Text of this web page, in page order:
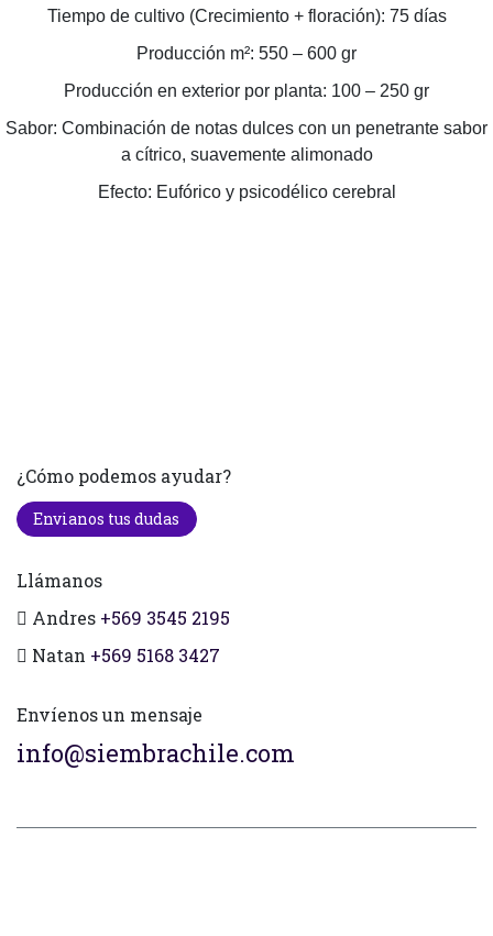
Tiempo de cultivo (Crecimiento + floración): 75 días
Producción m²: 550 – 600 gr
Producción en exterior por planta: 100 – 250 gr
Sabor: Combinación de notas dulces con un penetrante sabor
a cítrico, suavemente alimonado
Efecto: Eufórico y psicodélico cerebral
¿Cómo podemos ayudar?
Envianos tus dudas
Llámanos
Andres +569 3545 2195
Natan +569 5168 3427
Envíenos un mensaje
info@siembrachile.com